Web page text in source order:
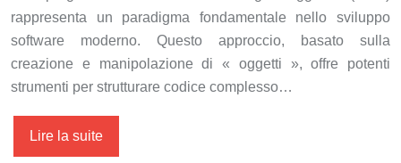
rappresenta un paradigma fondamentale nello sviluppo
software moderno. Questo approccio, basato sulla
creazione e manipolazione di « oggetti », offre potenti
strumenti per strutturare codice complesso…
Lire la suite